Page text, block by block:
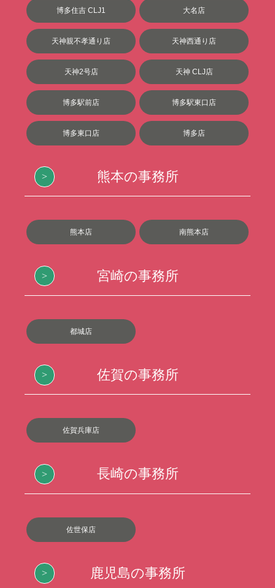
博多住吉 CLJ1 大名店
天神親不孝通り店 天神西通り店
天神2号店 天神 CLJ店
博多駅前店 博多駅東口店
博多東口店 博多店
熊本の事務所
熊本店 南熊本店
宮崎の事務所
都城店
佐賀の事務所
佐賀兵庫店
長崎の事務所
佐世保店
鹿児島の事務所